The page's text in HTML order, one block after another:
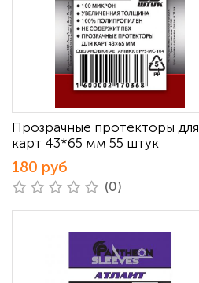
Прозрачные протекторы для
карт 43*65 мм 55 штук
180 руб
(0)